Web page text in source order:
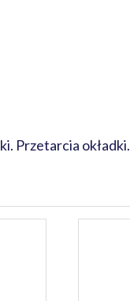
Przetarcia okładki.